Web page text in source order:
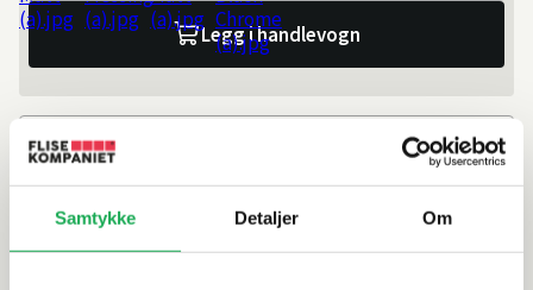
Samtykke Detaljer Om
Legg i handlevogn
Slik kan du få varen
Bestillingsvare: Forventes til nettlager 8/12/2026, ved
bestilling i dag.Les mer
Ikke på lager i butikk